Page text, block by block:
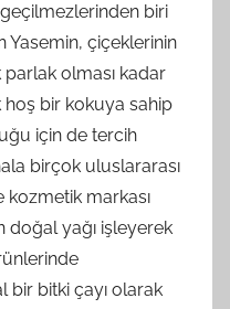
biri
Yasemin, çiçeklerinin
parlak olması kadar
hoş bir kokuya sahip
için de tercih
birçok uluslararası
markası
doğal yağı işleyerek
bir bitki çayı olarak